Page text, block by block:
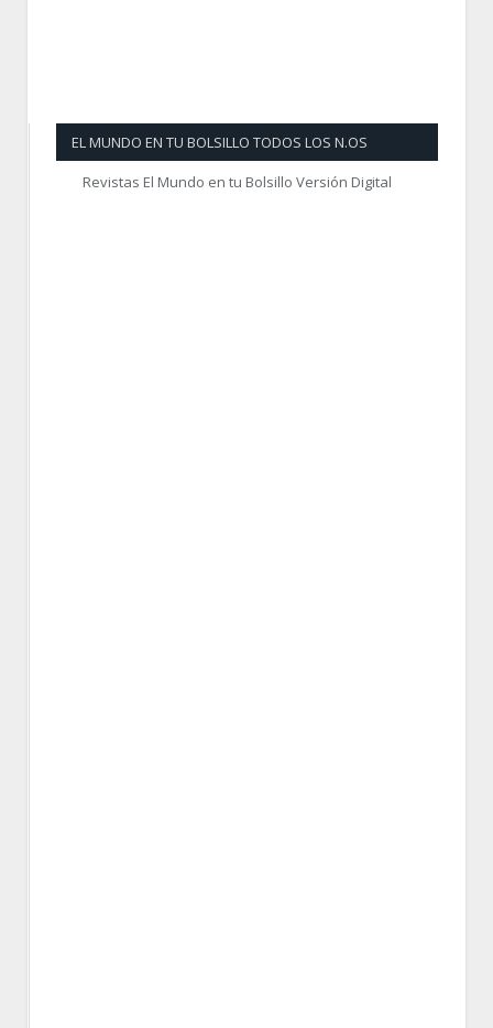
EL MUNDO EN TU BOLSILLO TODOS LOS N.OS
Revistas El Mundo en tu Bolsillo Versión Digital